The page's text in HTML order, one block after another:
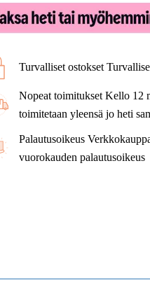
Turvalliset ostokset
Nopeat toimitukset Kello 12
toimitetaan yleensä jo heti
Palautusoikeus
vuorokauden palautusoikeus